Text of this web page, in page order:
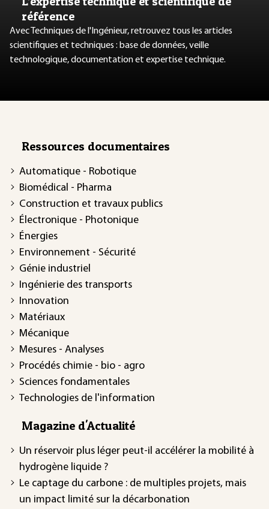
référence
Avec Techniques de l'Ingénieur, retrouvez tous les articles
scientifiques et techniques : base de données, veille
technologique, documentation et expertise technique.
Ressources documentaires
Automatique - Robotique
Biomédical - Pharma
Construction et travaux publics
Électronique - Photonique
Énergies
Environnement - Sécurité
Génie industriel
Ingénierie des transports
Innovation
Matériaux
Mécanique
Mesures - Analyses
Procédés chimie - bio - agro
Sciences fondamentales
Technologies de l'information
Magazine d'Actualité
Un réservoir plus léger peut-il accélérer la mobilité à
hydrogène liquide ?
Le captage du carbone : de multiples projets, mais
un impact limité sur la décarbonation